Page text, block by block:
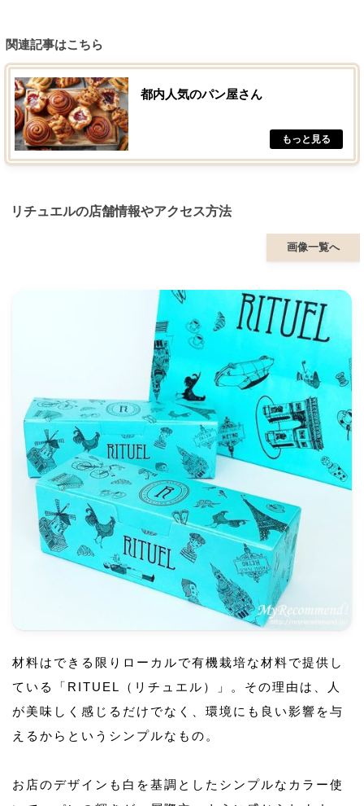
関連記事はこちら
都内人気のパン屋さん
リチュエルの店舗情報やアクセス方法
画像一覧へ
材料はできる限りローカルで有機栽培な材料で提供し
ている「RITUEL（リチュエル）」。その理由は、人
が美味しく感じるだけでなく、環境にも良い影響を与
えるからというシンプルなもの。
お店のデザインも白を基調としたシンプルなカラー使